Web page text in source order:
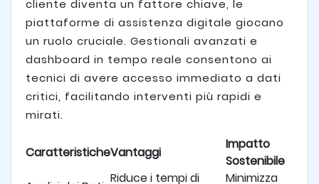
cliente diventa un fattore chiave, le
piattaforme di assistenza digitale giocano
un ruolo cruciale. Gestionali avanzati e
dashboard in tempo reale consentono ai
tecnici di avere accesso immediato a dati
critici, facilitando interventi più rapidi e
mirati.
CaratteristicheVantaggi
Impatto
Sostenibile
Riduce i tempi di
Minimizza